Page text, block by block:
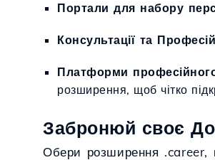
Портали для набору
Консультації та
Платформи
розширення, щоб чітко
Забронюй своє
Обери розширення .career,